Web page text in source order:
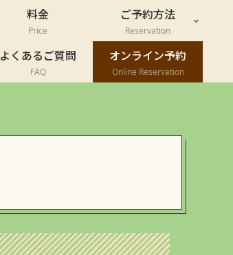
料金
Price
ご予約方法
Reservation
よくあるご質問
FAQ
オンライン予約
Online Reservation